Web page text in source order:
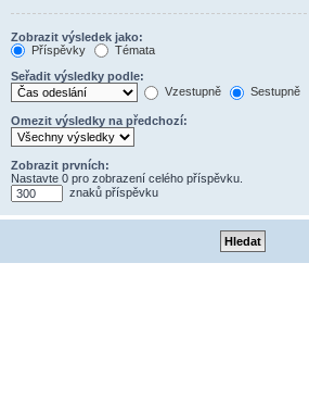
Zobrazit výsledek jako:
Příspěvky
Témata
Seřadit výsledky podle:
Vzestupně
Sestupně
Omezit výsledky na předchozí:
Zobrazit prvních:
Nastavte 0 pro zobrazení celého příspěvku.
znaků příspěvku